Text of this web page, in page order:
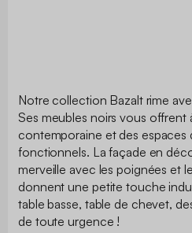
Notre collection Bazalt rime
Ses meubles noirs vous offrent
contemporaine et des espaces
fonctionnels. La façade en
merveille avec les poignées et
donnent une petite touche
table basse, table de chevet,
de toute urgence !